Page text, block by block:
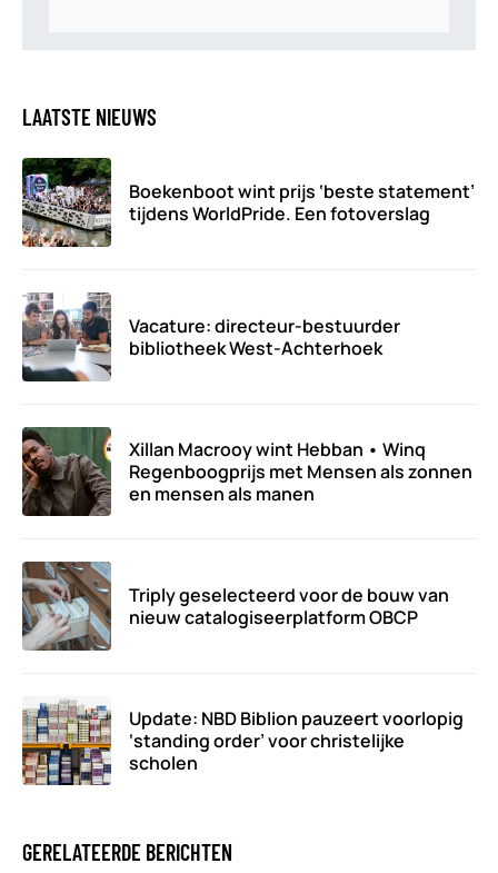
LAATSTE NIEUWS
Boekenboot wint prijs ‘beste statement’
tijdens WorldPride. Een fotoverslag
Vacature: directeur-bestuurder
bibliotheek West-Achterhoek
Xillan Macrooy wint Hebban • Winq
Regenboogprijs met Mensen als zonnen
en mensen als manen
Triply geselecteerd voor de bouw van
nieuw catalogiseerplatform OBCP
Update: NBD Biblion pauzeert voorlopig
‘standing order’ voor christelijke
scholen
GERELATEERDE BERICHTEN